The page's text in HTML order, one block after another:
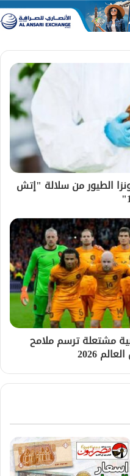
الطيور من سلالة "إتش
مشتعلة ترسم ملامح
2026